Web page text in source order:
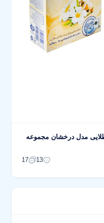
مدل درخشان مجموعه
13
17